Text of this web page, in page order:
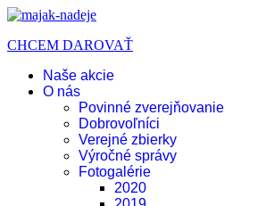
CHCEM DAROVAŤ
Naše akcie
O nás
Povinné zverejňovanie
Dobrovoľníci
Verejné zbierky
Výročné správy
Fotogalérie
2020